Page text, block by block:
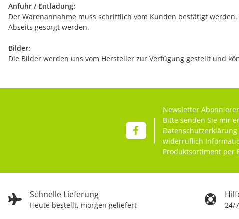
Anfuhr / Entladung:
Der Warenannahme muss schriftlich vom Kunden bestätigt
Abseits gesorgt werden.
Bilder:
Die Bilder werden uns vom Hersteller zur Verfügung gestellt und
Schnelle Lieferung
Heute bestellt, morgen geliefert 24/
Newsletter
Bitte senden Sie mir
Datenschutzerklärung
widerruflich
Produktsortiment per